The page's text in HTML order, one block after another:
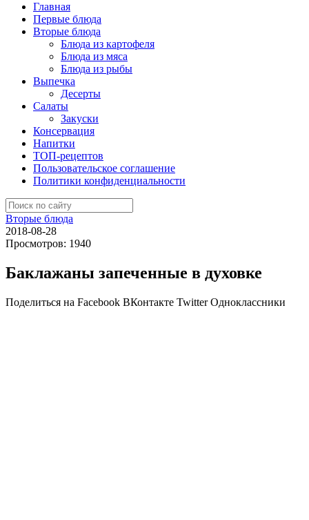
Главная
Первые блюда
Вторые блюда
Блюда из картофеля
Блюда из мяса
Блюда из рыбы
Выпечка
Десерты
Салаты
Закуски
Консервация
Напитки
ТОП-рецептов
Пользовательское соглашение
Политики конфиденциальности
Вторые блюда
2018-08-28
Просмотров: 1940
Баклажаны запеченные в духовке
Поделиться на Facebook ВКонтакте Twitter Одноклассники